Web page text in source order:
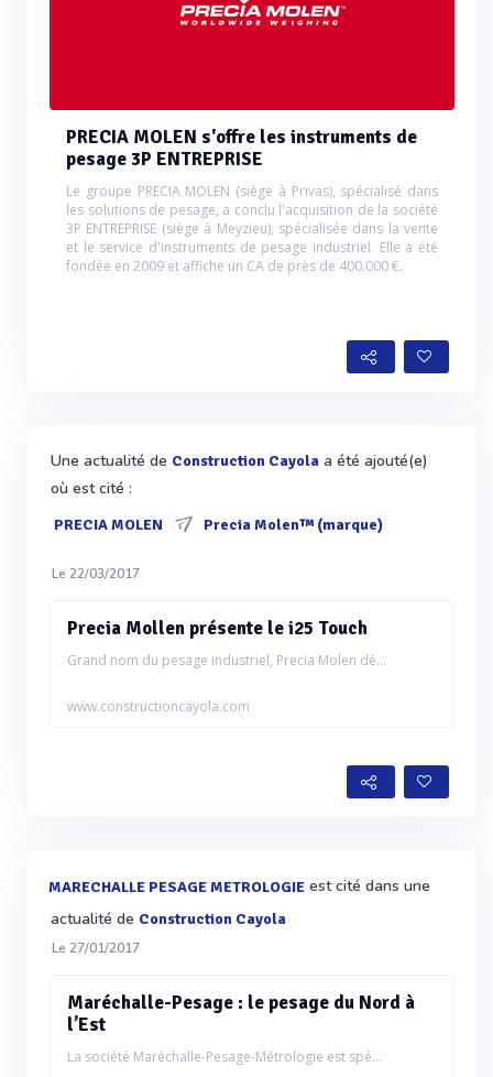
PRECIA MOLEN s'offre les instruments de
pesage 3P ENTREPRISE
Le groupe PRECIA MOLEN (siège à Privas), spécialisé dans
les solutions de pesage, a conclu l'acquisition de la société
3P ENTREPRISE (siège à Meyzieu), spécialisée dans la vente
et le service d'instruments de pesage industriel. Elle a été
fondée en 2009 et affiche un CA de près de 400.000 €.
Une actualité de Construction Cayola a été ajouté(e)
où est cité :
PRECIA MOLEN Precia Molen™ (marque)
Le 22/03/2017
Precia Mollen présente le i25 Touch
Grand nom du pesage industriel, Precia Molen dé...
www.constructioncayola.com
MARECHALLE PESAGE METROLOGIE est cité dans une
actualité de Construction Cayola
Le 27/01/2017
Maréchalle-Pesage : le pesage du Nord à
l’Est
La société Maréchalle-Pesage-Métrologie est spé...